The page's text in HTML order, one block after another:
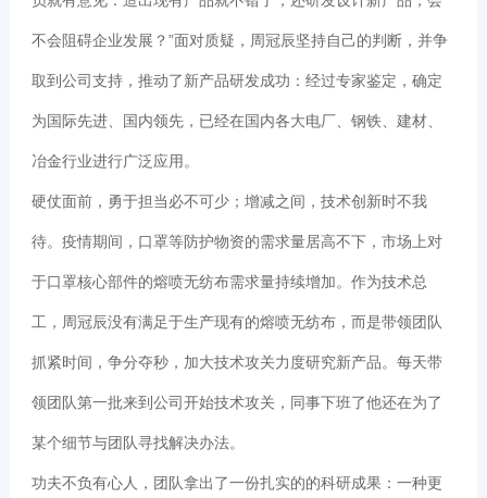
不会阻碍企业发展？”面对质疑，周冠辰坚持自己的判断，并争
取到公司支持，推动了新产品研发成功：经过专家鉴定，确定
为国际先进、国内领先，已经在国内各大电厂、钢铁、建材、
冶金行业进行广泛应用。
硬仗面前，勇于担当必不可少；增减之间，技术创新时不我
待。疫情期间，口罩等防护物资的需求量居高不下，市场上对
于口罩核心部件的熔喷无纺布需求量持续增加。作为技术总
工，周冠辰没有满足于生产现有的熔喷无纺布，而是带领团队
抓紧时间，争分夺秒，加大技术攻关力度研究新产品。每天带
领团队第一批来到公司开始技术攻关，同事下班了他还在为了
某个细节与团队寻找解决办法。
功夫不负有心人，团队拿出了一份扎实的的科研成果：一种更